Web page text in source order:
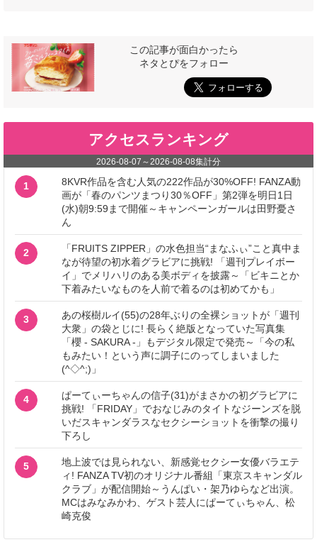
この記事が面白かったら
ネタとぴをフォロー
アクセスランキング
2026-08-07 ～2026-08-08集計分
1
8KVR作品を含む人気の222作品が30%OFF! FANZA動
画が「春のパンツまつり30％OFF」第2弾を明日1日
(水)朝9:59まで開催～キャンペーンガールは田野憂さ
ん
2
「FRUITS ZIPPER」の水色担当“まなふぃ”こと真中ま
なが待望の初水着グラビアに挑戦! 「週刊プレイボー
イ」でメリハリのある美ボディを披露～「ビキニとか
下着みたいなものを人前で着るのは初めてかも」
3
あの桜樹ルイ(55)の28年ぶりの全裸ショットが「週刊
大衆」の袋とじに! 長らく絶版となっていた写真集
「櫻 - SAKURA -」もデジタル限定で発売～「今の私
もみたい！という声に調子にのってしまいました
(^◇^;)」
4
ぱーてぃーちゃんの信子(31)がまさかの初グラビアに
挑戦! 「FRIDAY」でおなじみのタイトなジーンズを脱
いだスキャンダラスなセクシーショットを衝撃の撮り
下ろし
5
地上波では見られない、新感覚セクシー女優バラエテ
ィ! FANZA TV初のオリジナル番組「東京スキャンダル
クラブ」が配信開始～うんぱい・架乃ゆらなど出演。
MCはみなみかわ、ゲスト芸人にぱーてぃちゃん、松
崎克俊